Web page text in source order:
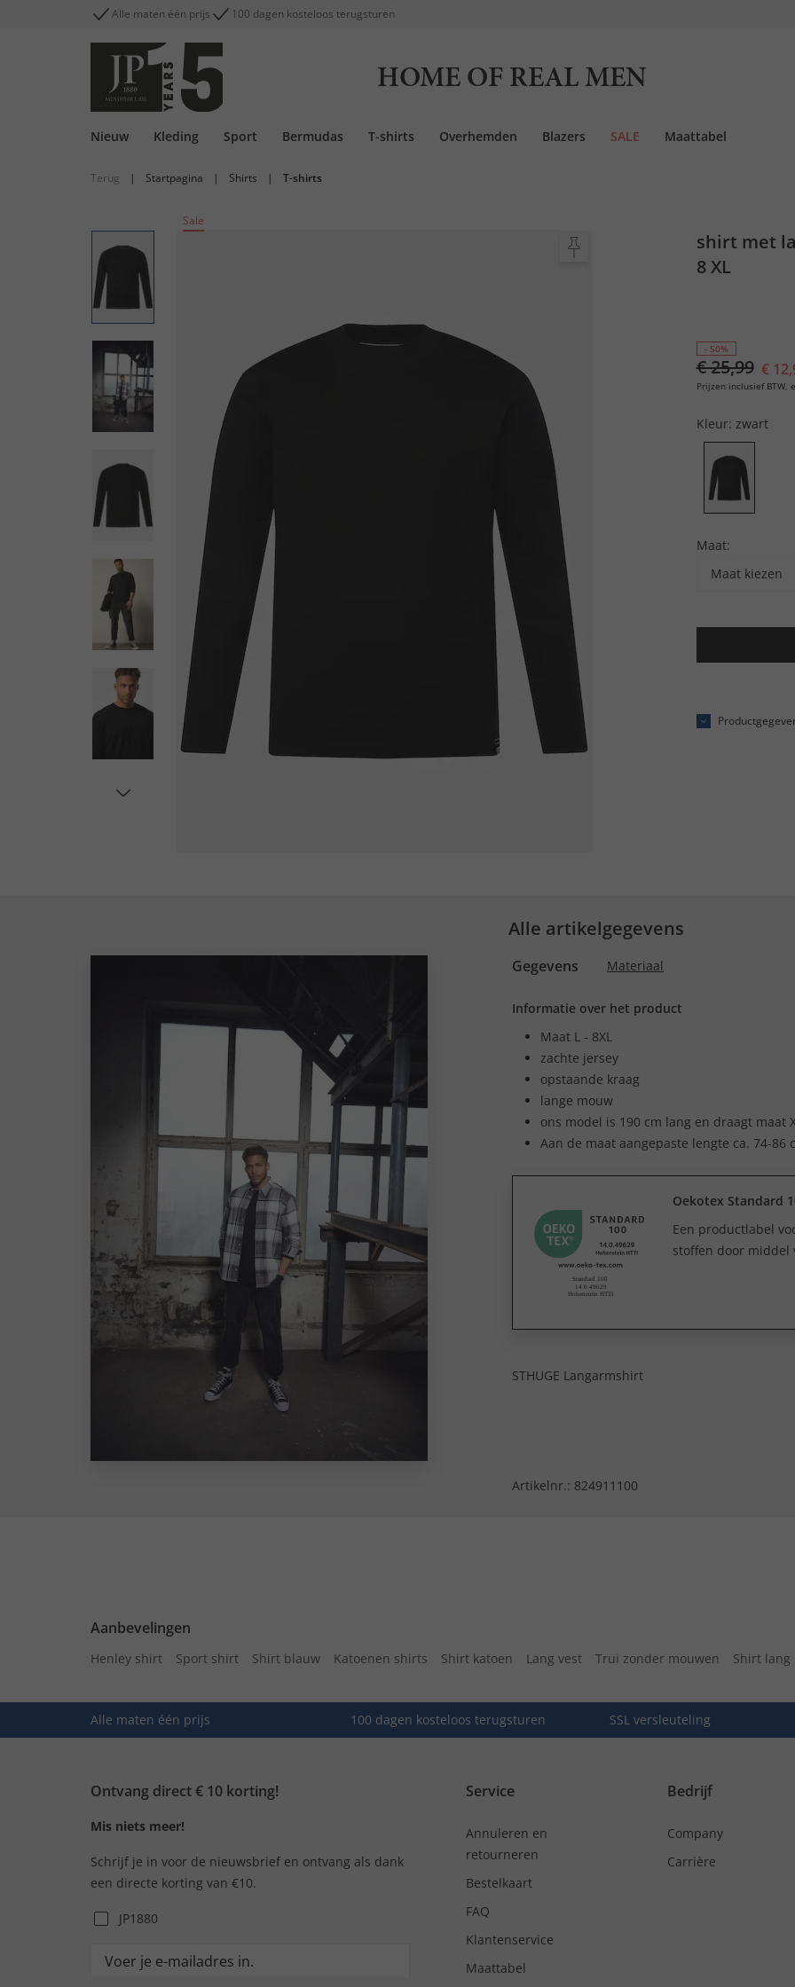
Alle maten één prijs 100 dagen kosteloos terugsturen
HOME OF REAL MEN
Nieuw Kleding Sport Bermudas T-shirts Overhemden Blazers SALE Maattabel
Terug | Startpagina | Shirts | T-shirts
Sale
shirt met
8 XL
- 50%
€ 25,99 €
Prijzen inclusief BTW,
Kleur: zwart
Maat:
Maat kiezen
Alle artikelgegevens
Gegevens Materiaal
Informatie over het product
Maat L - 8XL
zachte jersey
opstaande kraag
lange mouw
ons model is 190 cm lang en draagt maat
Aan de maat aangepaste lengte ca. 74-86
Oekotex Standard
Een productlabel
stoffen door middel
STHUGE Langarmshirt
Artikelnr.: 824911100
Aanbevelingen
Henley shirt Sport shirt Shirt blauw Katoenen shirts Shirt katoen Lang vest Trui zonder mouwen Shirt lang
Alle maten één prijs 100 dagen kosteloos terugsturen SSL versleuteling
Ontvang direct € 10 korting!
Mis niets meer!
Schrijf je in voor de nieuwsbrief en ontvang als dank
een directe korting van €10.
JP1880
Service
Annuleren en
retourneren
Bestelkaart
FAQ
Klantenservice
Maattabel
Bedrijf
Company
Carrière